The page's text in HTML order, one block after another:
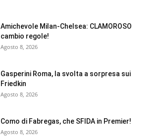
Amichevole Milan-Chelsea: CLAMOROSO
cambio regole!
Agosto 8, 2026
Gasperini Roma, la svolta a sorpresa sui
Friedkin
Agosto 8, 2026
Como di Fabregas, che SFIDA in Premier!
Agosto 8, 2026